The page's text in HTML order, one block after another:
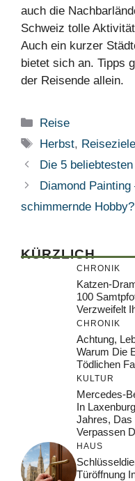
auch die
Schweiz tolle
Auch ein kurzer
bietet sich an. Tipps
der Reisende allein.
Kategorien
Reise
Schlagwörter
Herbst, Reiseziele
Die 5
Diamond
schimmernde Hobby?
KÜRZLICH
CHRONIK
Katzen-
100
Verzweifelt
CHRONIK
Achtung,
Warum Die
Tödlichen
KULTUR
Mercedes-
In
Jahres, Das
Verpassen
HAUS
Türöffnung